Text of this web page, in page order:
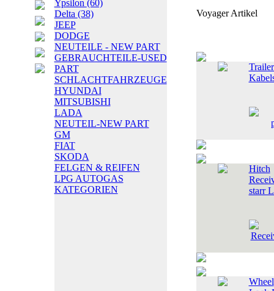
Ypsilon (60)
Delta (38)
JEEP
DODGE
NEUTEILE - NEW PART
GEBRAUCHTEILE-USED
PART
SCHLACHTFAHRZEUGE
HYUNDAI
MITSUBISHI
LADA
NEUTEIL-NEW PART
GM
FIAT
SKODA
FELGEN & REIFEN
LPG AUTOGAS
KATEGORIEN
Voyager Artikel
Hitch
starr
Wheel